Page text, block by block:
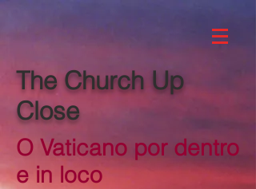
The Church Up
Close
O Vaticano por dentro
e in loco